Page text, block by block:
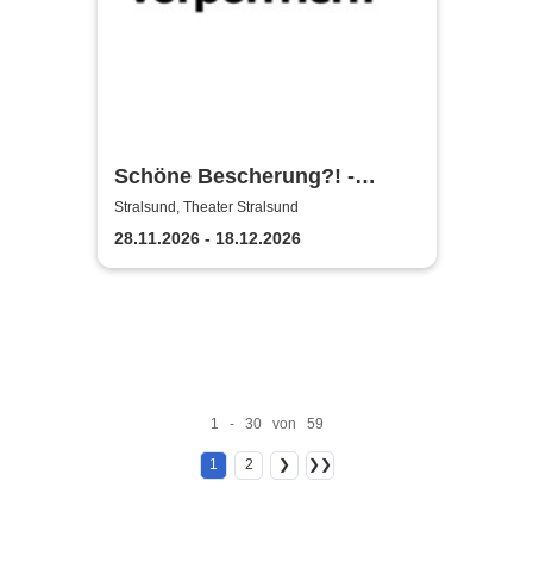
Schöne Bescherung?! -
Theater Vorpommern
Stralsund, Theater Stralsund
28.11.2026 - 18.12.2026
1 - 30 von 59
1 2 ❯ ❯❯